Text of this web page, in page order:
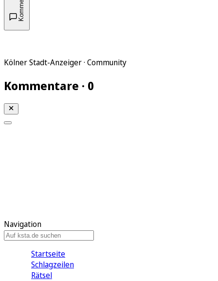
Kölner Stadt-Anzeiger · Community
Kommentare · 0
Navigation
Startseite
Schlagzeilen
Rätsel